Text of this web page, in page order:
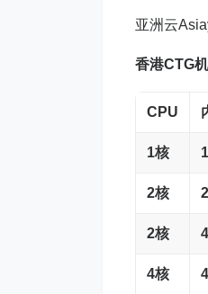
亚洲云
香港CTG
CPU
1核
2核
2核
4核